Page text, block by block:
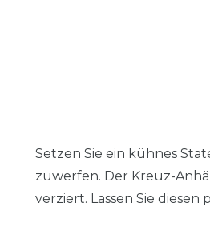
Setzen Sie ein kühnes
zuwerfen. Der Kreuz-
verziert. Lassen Sie